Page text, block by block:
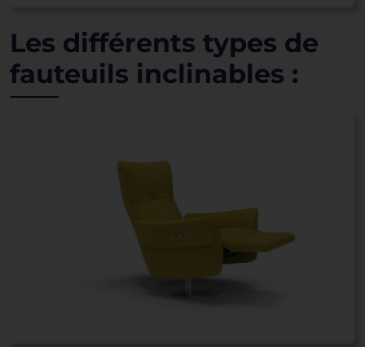
Les différents types de
fauteuils inclinables :